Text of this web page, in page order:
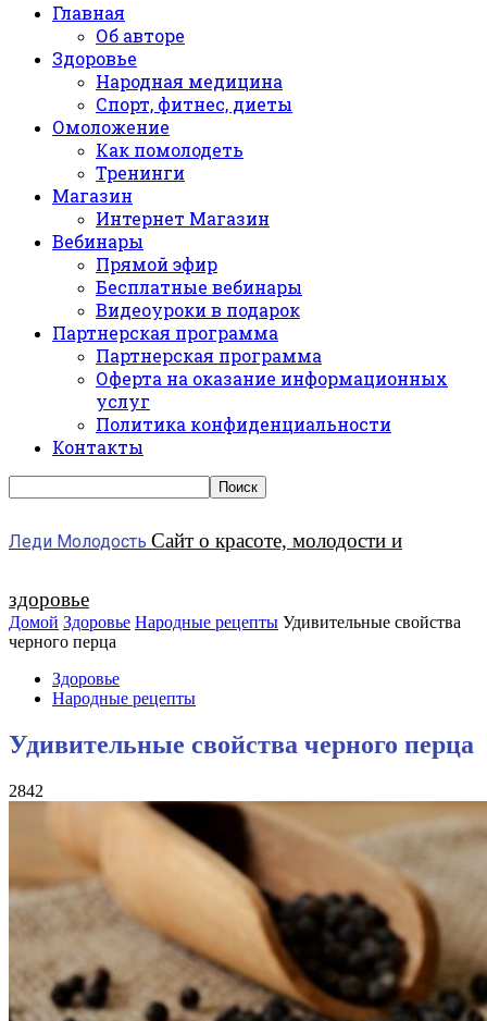
Главная
Об авторе
Здоровье
Народная медицина
Спорт, фитнес, диеты
Омоложение
Как помолодеть
Тренинги
Магазин
Интернет Магазин
Вебинары
Прямой эфир
Бесплатные вебинары
Видеоуроки в подарок
Партнерская программа
Партнерская программа
Оферта на оказание информационных
услуг
Политика конфиденциальности
Контакты
Леди Молодость Сайт о красоте, молодости и
здоровье
Домой Здоровье Народные рецепты Удивительные свойства
черного перца
Здоровье
Народные рецепты
Удивительные свойства черного перца
2842